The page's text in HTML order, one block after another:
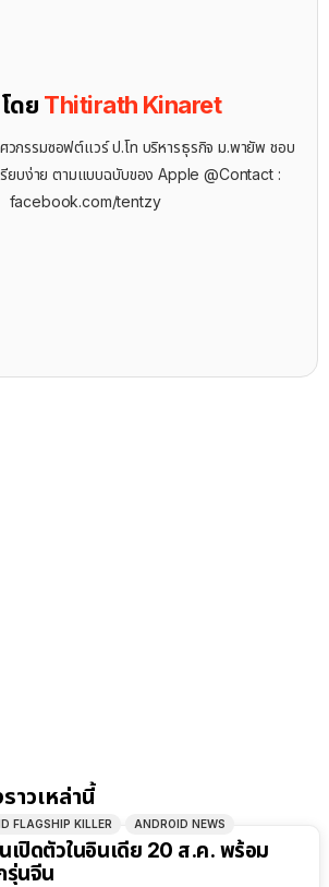
ดย Thitirath Kinaret
วกรรมซอฟต์แวร์ ป.โท บริหารธุรกิจ ม.พายัพ ชอบ
รียบง่าย ตามแบบฉบับของ Apple @Contact :
facebook.com/tentzy
าวเหล่านี้
FLAGSHIP KILLER ANDROID NEWS
เปิดตัวในอินเดีย 20 ส.ค. พร้อม
รุ่นจีน